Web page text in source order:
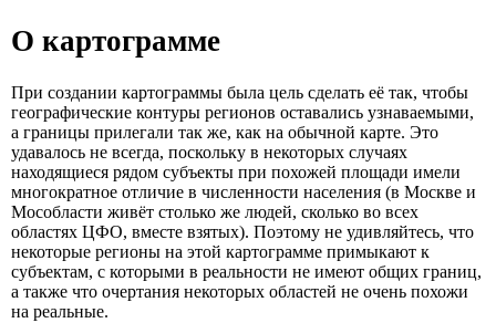
О картограмме
При создании картограммы была цель сделать её так, чтобы
географические контуры регионов оставались узнаваемыми,
а границы прилегали так же, как на обычной карте. Это
удавалось не всегда, поскольку в некоторых случаях
находящиеся рядом субъекты при похожей площади имели
многократное отличие в численности населения (в Москве и
Мособласти живёт столько же людей, сколько во всех
областях ЦФО, вместе взятых). Поэтому не удивляйтесь, что
некоторые регионы на этой картограмме примыкают к
субъектам, с которыми в реальности не имеют общих границ,
а также что очертания некоторых областей не очень похожи
на реальные.